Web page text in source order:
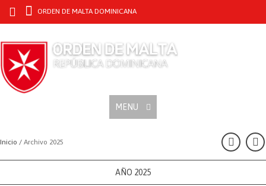
ORDEN DE MALTA DOMINICANA
MENU
Inicio / Archivo 2025
AÑO 2025